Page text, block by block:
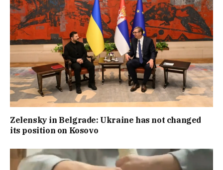
Zelensky in Belgrade: Ukraine has not changed
its position on Kosovo